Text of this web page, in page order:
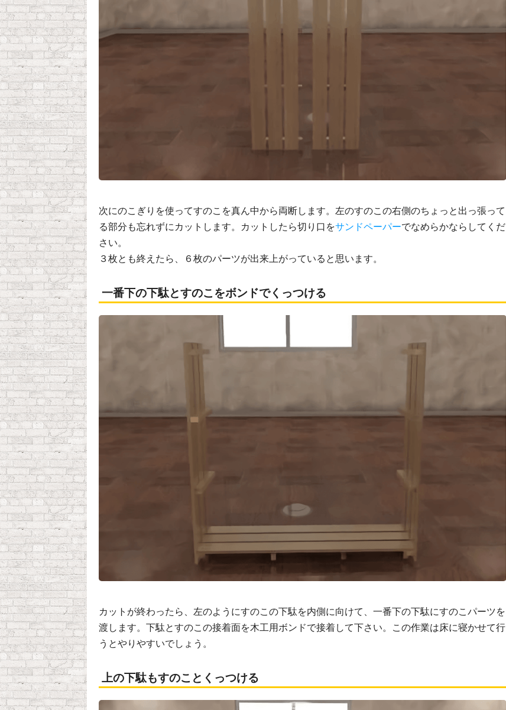
次にのこぎりを使ってすのこを真ん中から両断します。左のすのこの右側のちょっと出っ張って
る部分も忘れずにカットします。カットしたら切り口をサンドペーパーでなめらかならしてくだ
さい。
３枚とも終えたら、６枚のパーツが出来上がっていると思います。
一番下の下駄とすのこをボンドでくっつける
カットが終わったら、左のようにすのこの下駄を内側に向けて、一番下の下駄にすのこパーツを
渡します。下駄とすのこの接着面を木工用ボンドで接着して下さい。この作業は床に寝かせて行
うとやりやすいでしょう。
上の下駄もすのことくっつける